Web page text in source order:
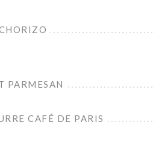
PARMESAN
CAFÉ DE PARIS